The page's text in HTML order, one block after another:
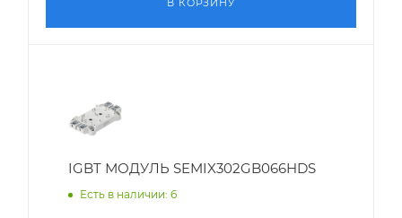
В КОРЗИНУ
IGBT МОДУЛЬ SEMIX302GB066HDS
Есть в наличии: 6